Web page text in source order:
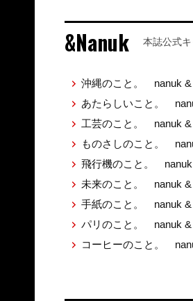
&Nanuk 本誌公式キ
沖縄のこと。 nanuk &
あたらしいこと。
工芸のこと。 nanuk &
ものさしのこと。
飛行機のこと。 nanuk
未来のこと。 nanuk &
手紙のこと。 nanuk &
パリのこと。 nanuk &
コーヒーのこと。